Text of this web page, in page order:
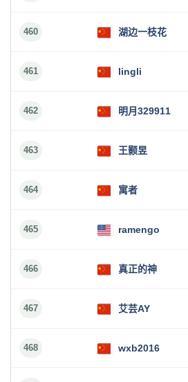
460 湖边一枝花
461 lingli
462 明月329911
463 王颢昱
464 寓者
465 ramengo
466 真正的神
467 艾芸AY
468 wxb2016